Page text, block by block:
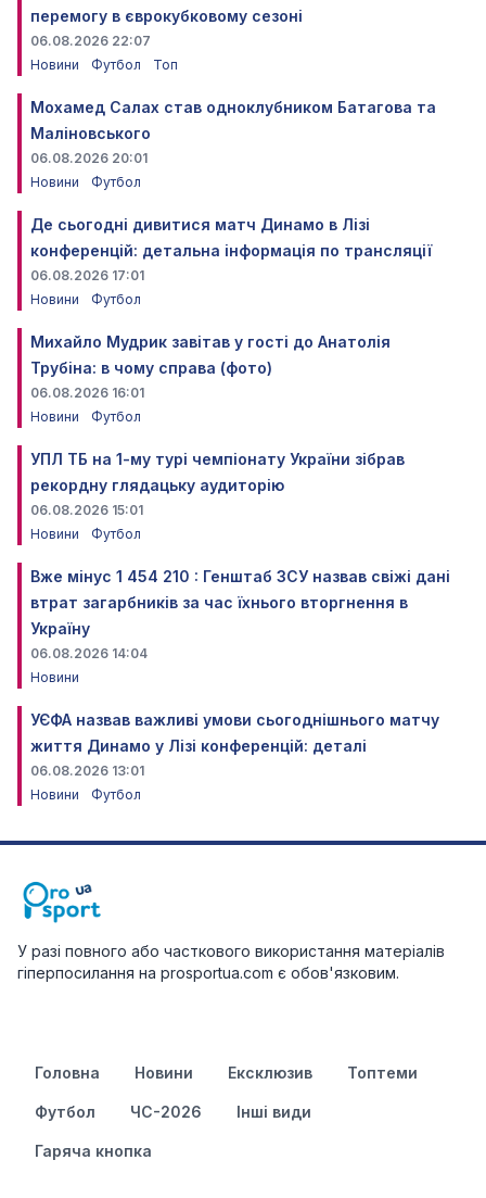
перемогу в єврокубковому сезоні
06.08.2026 22:07
Новини
Футбол Топ
Мохамед Салах став одноклубником Батагова та
Маліновського
06.08.2026 20:01
Новини
Футбол
Де сьогодні дивитися матч Динамо в Лізі
конференцій: детальна інформація по трансляції
06.08.2026 17:01
Новини
Футбол
Михайло Мудрик завітав у гості до Анатолія
Трубіна: в чому справа (фото)
06.08.2026 16:01
Новини
Футбол
УПЛ ТБ на 1-му турі чемпіонату України зібрав
рекордну глядацьку аудиторію
06.08.2026 15:01
Новини
Футбол
Вже мінус 1 454 210 : Генштаб ЗСУ назвав свіжі дані
втрат загарбників за час їхнього вторгнення в
Україну
06.08.2026 14:04
Новини
УЄФА назвав важливі умови сьогоднішнього матчу
життя Динамо у Лізі конференцій: деталі
06.08.2026 13:01
Новини
Футбол
У разі повного або часткового використання матеріалів
гіперпосилання на prosportua.com є обов'язковим.
Головна Новини Ексклюзив Топтеми
Футбол ЧС-2026 Інші види
Гаряча кнопка